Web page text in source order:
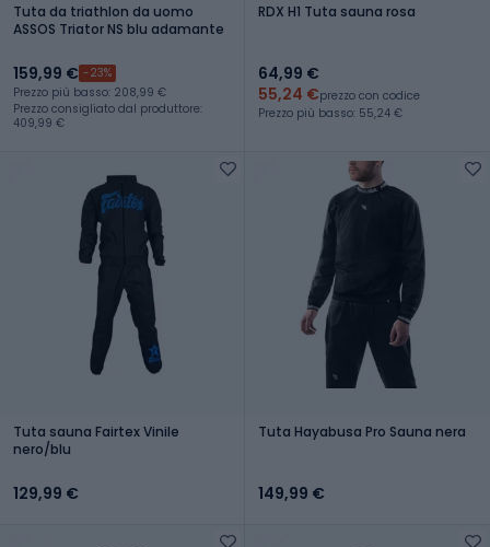
Tuta da triathlon da uomo
ASSOS Triator NS blu adamante
159,99 € -23%
Prezzo più basso: 208,99 €
Prezzo consigliato dal produttore:
409,99 €
RDX H1 Tuta sauna rosa
64,99 €
55,24 €prezzo con codice
Prezzo più basso: 55,24 €
Tuta sauna Fairtex Vinile
nero/blu
129,99 €
Tuta Hayabusa Pro Sauna nera
149,99 €